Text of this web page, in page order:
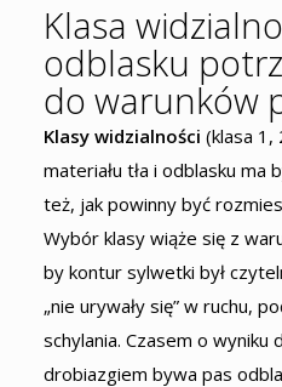
Klasa
odblasku
do warunków
Klasy widzialności (klasa 1,
materiału tła i odblasku ma
też, jak powinny być
Wybór klasy wiąże się z
by kontur sylwetki był
„nie urywały się” w ruchu,
schylania. Czasem o wyniku
drobiazgiem bywa pas